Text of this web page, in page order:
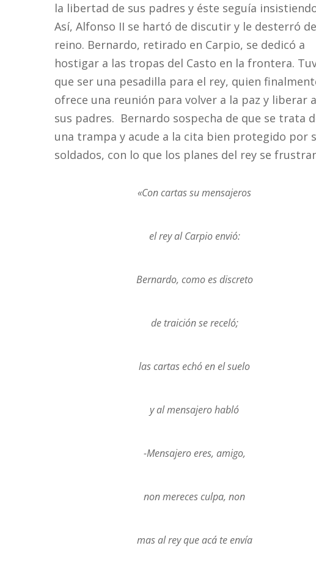
la libertad de sus padres y éste seguía
Así, Alfonso II se hartó de discutir y le desterró
reino. Bernardo, retirado en Carpio, se dedicó a
hostigar a las tropas del Casto en la frontera.
que ser una pesadilla para el rey, quien
ofrece una reunión para volver a la paz y liberar a
sus padres. Bernardo sospecha de que se trata
una trampa y acude a la cita bien protegido por
soldados, con lo que los planes del rey se
«Con cartas su mensajeros
el rey al Carpio envió:
Bernardo, como es discreto
de traición se receló;
las cartas echó en el suelo
y al mensajero habló
-Mensajero eres, amigo,
non mereces culpa, non
mas al rey que acá te envía